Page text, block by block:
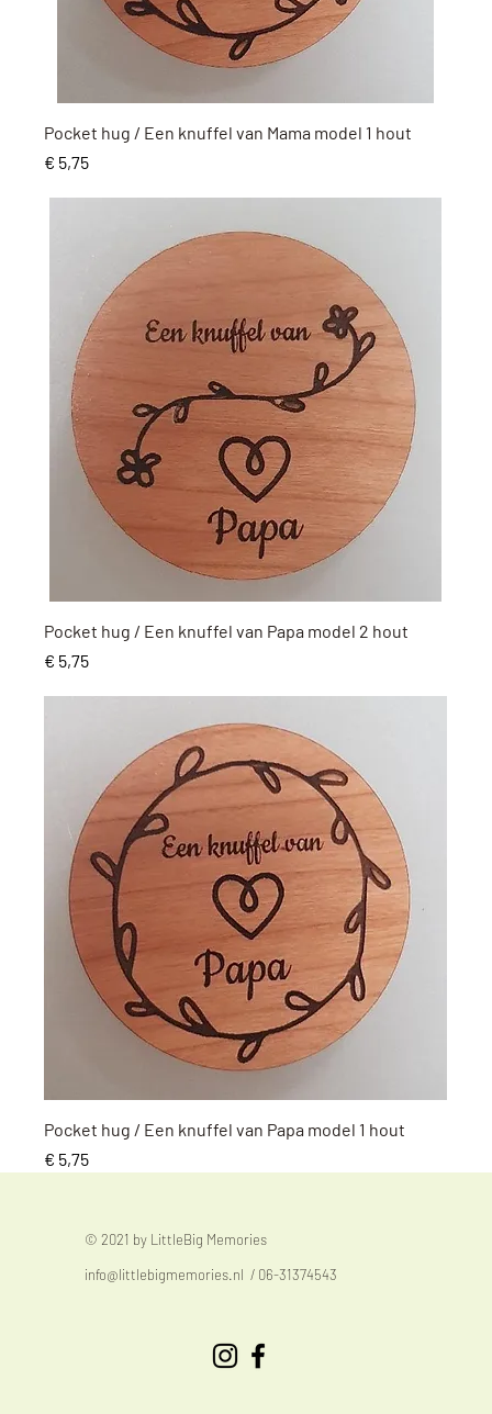
Snel overzicht
Pocket hug / Een knuffel van Mama model 1 hout
Prijs
€ 5,75
Snel overzicht
Pocket hug / Een knuffel van Papa model 2 hout
Prijs
€ 5,75
Snel overzicht
Pocket hug / Een knuffel van Papa model 1 hout
Prijs
€ 5,75
© 2021 by LittleBig Memories
info@littlebigmemories.nl / 06-31374543